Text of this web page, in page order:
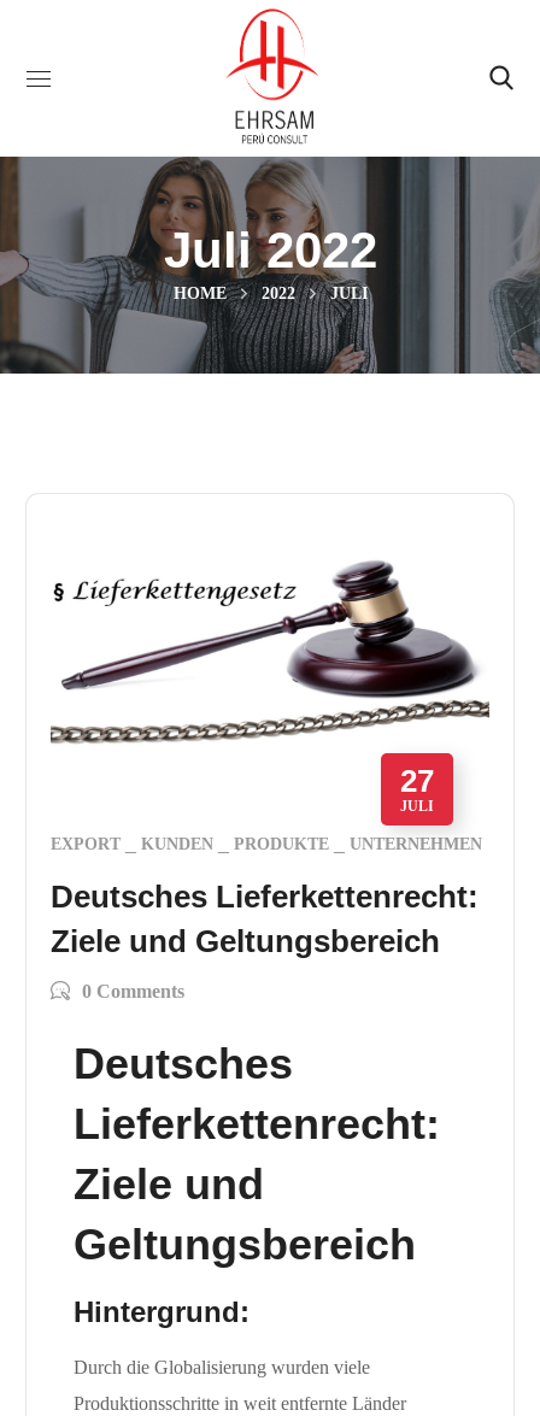
Juli 2022
HOME 2022 JULI
27
JULI
EXPORT KUNDEN PRODUKTE UNTERNEHMEN
Deutsches Lieferkettenrecht:
Ziele und Geltungsbereich
0 Comments
Deutsches
Lieferkettenrecht:
Ziele und
Geltungsbereich
Hintergrund:
Durch die Globalisierung wurden viele
Produktionsschritte in weit entfernte Länder